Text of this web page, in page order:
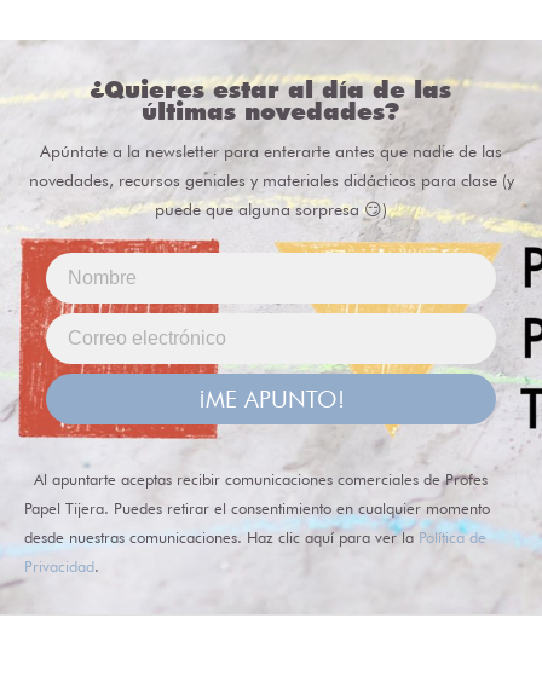
¿Quieres estar al día de las
últimas novedades?
Apúntate a la newsletter para enterarte antes que nadie de las
novedades, recursos geniales y materiales didácticos para clase (y
puede que alguna sorpresa 😏)
¡ME APUNTO!
Al apuntarte aceptas recibir comunicaciones comerciales de Profes
Papel Tijera. Puedes retirar el consentimiento en cualquier momento
desde nuestras comunicaciones. Haz clic aquí para ver la Política de
Privacidad.